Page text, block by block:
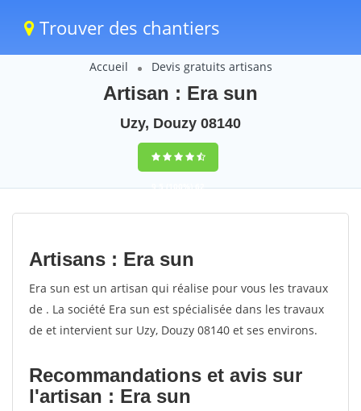
Trouver des chantiers
Accueil Devis gratuits artisans
Artisan : Era sun
Uzy, Douzy 08140
9,5(100%)62
votes
Artisans : Era sun
Era sun est un artisan qui réalise pour vous les travaux
de . La société Era sun est spécialisée dans les travaux
de et intervient sur Uzy, Douzy 08140 et ses environs.
Recommandations et avis sur
l'artisan : Era sun